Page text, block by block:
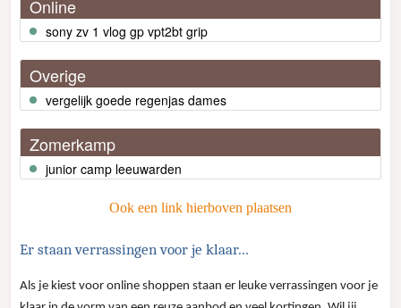
Online
sony zv 1 vlog gp vpt2bt grip
Overige
vergelijk goede regenjas dames
Zomerkamp
junior camp leeuwarden
Ook een link hierboven plaatsen
Er staan verrassingen voor je klaar…
Als je kiest voor online shoppen staan er leuke verrassingen voor je